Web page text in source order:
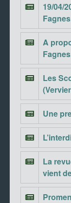
19/04/
A
Les
Une
La
vient